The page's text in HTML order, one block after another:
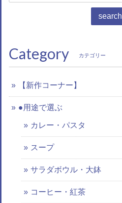
search
Category カテゴリー
【新作コーナー】
●用途で選ぶ
カレー・パスタ
スープ
サラダボウル・大鉢
コーヒー・紅茶